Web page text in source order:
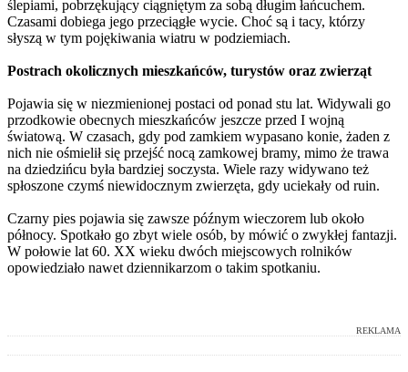
ślepiami, pobrzękujący ciągniętym za sobą długim łańcuchem.
Czasami dobiega jego przeciągłe wycie. Choć są i tacy, którzy
słyszą w tym pojękiwania wiatru w podziemiach.
Postrach okolicznych mieszkańców, turystów oraz zwierząt
Pojawia się w niezmienionej postaci od ponad stu lat. Widywali go
przodkowie obecnych mieszkańców jeszcze przed I wojną
światową. W czasach, gdy pod zamkiem wypasano konie, żaden z
nich nie ośmielił się przejść nocą zamkowej bramy, mimo że trawa
na dziedzińcu była bardziej soczysta. Wiele razy widywano też
spłoszone czymś niewidocznym zwierzęta, gdy uciekały od ruin.
Czarny pies pojawia się zawsze późnym wieczorem lub około
północy. Spotkało go zbyt wiele osób, by mówić o zwykłej fantazji.
W połowie lat 60. XX wieku dwóch miejscowych rolników
opowiedziało nawet dziennikarzom o takim spotkaniu.
REKLAMA